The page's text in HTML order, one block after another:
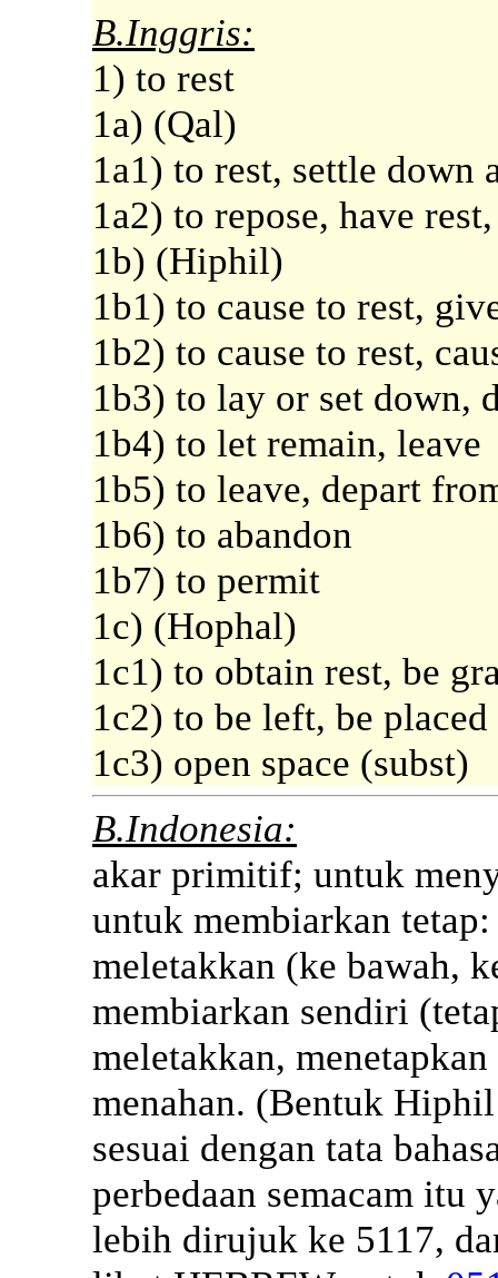
B.Inggris:
1) to rest
1a) (Qal)
1a1) to rest, settle down
1a2) to repose, have
1b) (Hiphil)
1b1) to cause to rest,
1b2) to cause to rest,
1b3) to lay or set down,
1b4) to let remain, leave
1b5) to leave, depart
1b6) to abandon
1b7) to permit
1c) (Hophal)
1c1) to obtain rest, be
1c2) to be left, be placed
1c3) open space (subst)
B.Indonesia:
akar primitif; untuk
untuk membiarkan
meletakkan (ke bawah,
membiarkan sendiri
meletakkan,
menahan. (Bentuk
sesuai dengan tata
perbedaan semacam itu
lebih dirujuk ke 5117,